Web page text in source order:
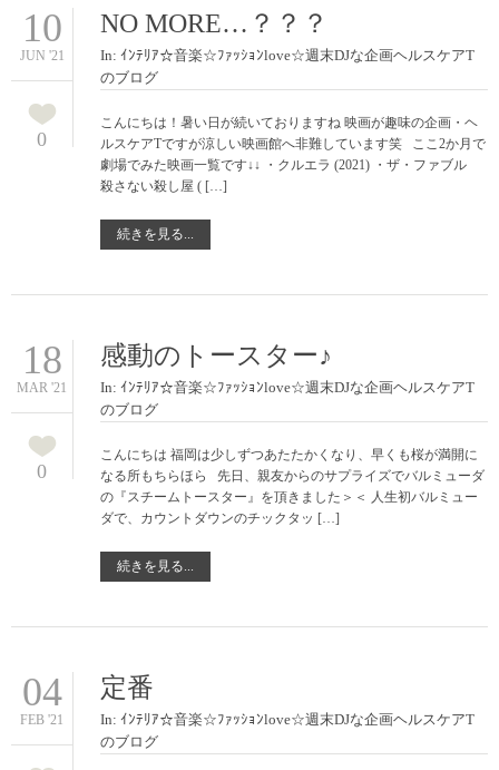
10
JUN '21
0
NO MORE…？？？
In: ｲﾝﾃﾘｱ☆音楽☆ﾌｧｯｼｮﾝlove☆週末DJな企画ヘルスケアT
のブログ
こんにちは！暑い日が続いておりますね 映画が趣味の企画・ヘ
ルスケアTですが涼しい映画館へ非難しています笑 ここ2か月で
劇場でみた映画一覧です↓↓ ・クルエラ (2021) ・ザ・ファブル
殺さない殺し屋 ( […]
続きを見る...
18
MAR '21
0
感動のトースター♪
In: ｲﾝﾃﾘｱ☆音楽☆ﾌｧｯｼｮﾝlove☆週末DJな企画ヘルスケアT
のブログ
こんにちは 福岡は少しずつあたたかくなり、早くも桜が満開に
なる所もちらほら 先日、親友からのサプライズでバルミューダ
の『スチームトースター』を頂きました＞＜ 人生初バルミュー
ダで、カウントダウンのチックタッ […]
続きを見る...
04
FEB '21
定番
In: ｲﾝﾃﾘｱ☆音楽☆ﾌｧｯｼｮﾝlove☆週末DJな企画ヘルスケアT
のブログ